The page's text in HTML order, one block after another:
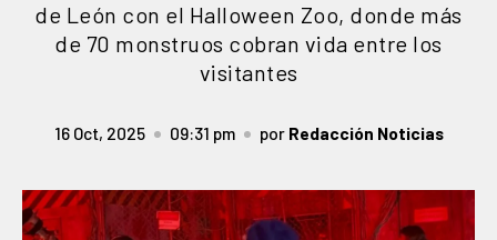
de León con el Halloween Zoo, donde más
de 70 monstruos cobran vida entre los
visitantes
16 Oct, 2025 09:31 pm por Redacción Noticias